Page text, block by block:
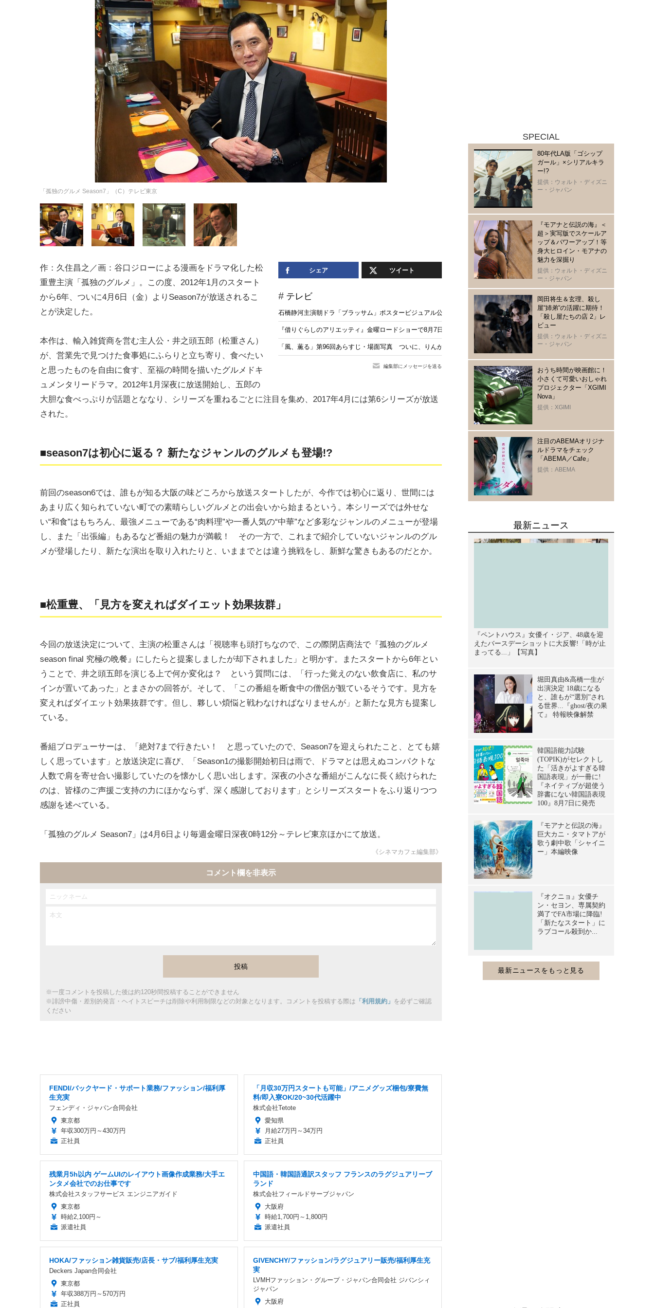
「孤独のグルメ Season7」（C）テレビ東京
シェア ツイート
テレビ
石橋静河主演朝ドラ「ブラッサム」ポスタービジュアル公開 タイトル映像は奥山大史が監督
『借りぐらしのアリエッティ』金曜ロードショーで8月7日21時から放送 声優キャストとあらすじをチェック！
「風、薫る」第96回あらすじ・場面写真 ついに、りんが新潟から帰ってくる日がやってくる…8月10日放送
編集部にメッセージを送る
作：久住昌之／画：谷口ジローによる漫画をドラマ化した松
重豊主演「孤独のグルメ」。この度、2012年1月のスタート
から6年、ついに4月6日（金）よりSeason7が放送されるこ
とが決定した。
本作は、輸入雑貨商を営む主人公・井之頭五郎（松重さん）
が、営業先で見つけた食事処にふらりと立ち寄り、食べたい
と思ったものを自由に食す、至福の時間を描いたグルメドキ
ュメンタリードラマ。2012年1月深夜に放送開始し、五郎の
大胆な食べっぷりが話題とななり、シリーズを重ねるごとに注目を集め、2017年4月には第6シリーズが放送
された。
■season7は初心に返る？ 新たなジャンルのグルメも登場!?
前回のseason6では、誰もが知る大阪の味どころから放送スタートしたが、今作では初心に返り、世間には
あまり広く知られていない町での素晴らしいグルメとの出会いから始まるという。本シリーズでは外せな
い“和食”はもちろん、最強メニューである“肉料理”や一番人気の“中華”など多彩なジャンルのメニューが登場
し、また「出張編」もあるなど番組の魅力が満載！ その一方で、これまで紹介していないジャンルのグル
メが登場したり、新たな演出を取り入れたりと、いままでとは違う挑戦をし、新鮮な驚きもあるのだとか。
■松重豊、「見方を変えればダイエット効果抜群」
今回の放送決定について、主演の松重さんは「視聴率も頭打ちなので、この際閉店商法で『孤独のグルメ
season final 究極の晩餐』にしたらと提案しましたが却下されました」と明かす。またスタートから6年とい
うことで、井之頭五郎を演じる上で何か変化は？ という質問には、「行った覚えのない飲食店に、私のサ
インが置いてあった」とまさかの回答が。そして、「この番組を断食中の僧侶が観ているそうです。見方を
変えればダイエット効果抜群です。但し、夥しい煩悩と戦わなければなりませんが」と新たな見方も提案し
ている。
番組プロデューサーは、「絶対7まで行きたい！ と思っていたので、Season7を迎えられたこと、とても嬉
しく思っています」と放送決定に喜び、「Season1の撮影開始初日は雨で、ドラマとは思えぬコンパクトな
人数で肩を寄せ合い撮影していたのを懐かしく思い出します。深夜の小さな番組がこんなに長く続けられた
のは、皆様のご声援ご支持の力にほかならず、深く感謝しております」とシリーズスタートをふり返りつつ
感謝を述べている。
「孤独のグルメ Season7」は4月6日より毎週金曜日深夜0時12分～テレビ東京ほかにて放送。
《シネマカフェ編集部》
コメント欄を非表示
※一度コメントを投稿した後は約120秒間投稿することができません
※誹謗中傷・差別的発言・ヘイトスピーチは削除や利用制限などの対象となります。コメントを投稿する際は 「利用規約」 を必ずご確認
ください
FENDI/バックヤード・サポート業務/ファッション/福利厚
生充実
フェンディ・ジャパン合同会社
東京都
年収300万円～430万円
正社員
「月収30万円スタートも可能」/アニメグッズ梱包/寮費無
料/即入寮OK/20~30代活躍中
株式会社Tetote
愛知県
月給27万円～34万円
正社員
残業月5h以内 ゲームUIのレイアウト画像作成業務/大手エ
ンタメ会社でのお仕事です
株式会社スタッフサービス エンジニアガイド
東京都
時給2,100円～
派遣社員
中国語・韓国語通訳スタッフ フランスのラグジュアリーブ
ランド
株式会社フィールドサーブジャパン
大阪府
時給1,700円～1,800円
派遣社員
HOKA/ファッション雑貨販売/店長・サブ/福利厚生充実
Deckers Japan合同会社
東京都
年収388万円～570万円
正社員
GIVENCHY/ファッション/ラグジュアリー販売/福利厚生充
実
LVMHファッション・グループ・ジャパン合同会社 ジバンシィ
ジャパン
大阪府
SPECIAL
80年代LA版「ゴシップ
ガール」×シリアルキラ
ー!?
提供：ウォルト・ディズニ
ー・ジャパン
『モアナと伝説の海』＜
超＞実写版でスケールア
ップ＆パワーアップ！等
身大ヒロイン・モアナの
魅力を深掘り
提供：ウォルト・ディズニ
ー・ジャパン
岡田将生＆玄理、殺し
屋“姉弟“の活躍に期待！
「殺し屋たちの店 2」レ
ビュー
提供：ウォルト・ディズニ
ー・ジャパン
おうち時間が映画館に！
小さくて可愛いおしゃれ
プロジェクター「XGIMI
Nova」
提供：XGIMI
注目のABEMAオリジナ
ルドラマをチェック
「ABEMA／Cafe」
提供：ABEMA